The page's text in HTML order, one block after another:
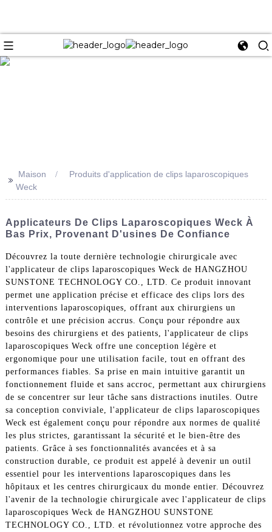
>> Maison
Produits d'application de clips laparoscopiques
Weck
Applicateurs De Clips Laparoscopiques Weck À
Bas Prix, Provenant D'usines De Confiance
Découvrez la toute dernière technologie chirurgicale avec
l'applicateur de clips laparoscopiques Weck de HANGZHOU
SUNSTONE TECHNOLOGY CO., LTD. Ce produit innovant
permet une application précise et efficace des clips lors des
interventions laparoscopiques, offrant aux chirurgiens un
contrôle et une précision accrus. Conçu pour répondre aux
besoins des chirurgiens et des patients, l'applicateur de clips
laparoscopiques Weck offre une conception légère et
ergonomique pour une utilisation facile, tout en offrant des
performances fiables. Sa prise en main intuitive garantit un
fonctionnement fluide et sans accroc, permettant aux chirurgiens
de se concentrer sur leur tâche sans distractions inutiles. Outre
sa conception conviviale, l'applicateur de clips laparoscopiques
Weck est également conçu pour répondre aux normes de qualité
les plus strictes, garantissant la sécurité et le bien-être des
patients. Grâce à ses fonctionnalités avancées et à sa
construction durable, ce produit est appelé à devenir un outil
essentiel pour les interventions laparoscopiques dans les
hôpitaux et les centres chirurgicaux du monde entier. Découvrez
l'avenir de la technologie chirurgicale avec l'applicateur de clips
laparoscopiques Weck de HANGZHOU SUNSTONE
TECHNOLOGY CO., LTD. et révolutionnez votre approche des